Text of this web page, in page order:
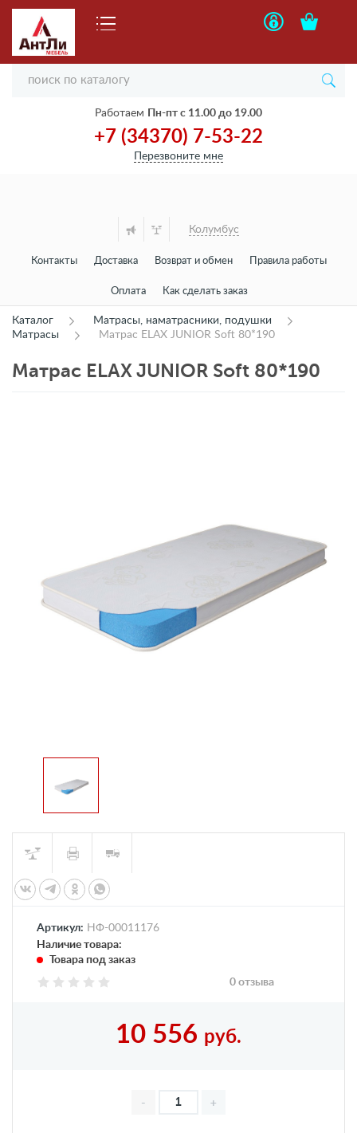
Работаем Пн-пт с 11.00 до 19.00
+7 (34370) 7-53-22
Перезвоните мне
Колумбус
Контакты Доставка Возврат и обмен Правила работы
Оплата Как сделать заказ
Каталог
Матрасы, наматрасники, подушки
Матрасы
Матрас ELAX JUNIOR Soft 80*190
Матрас ELAX JUNIOR Soft 80*190
Артикул: НФ-00011176
Наличие товара:
Товара под заказ
0 отзыва
10 556 руб.